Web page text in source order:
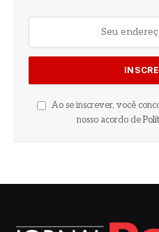
Ao se inscrever, você
nosso acordo de